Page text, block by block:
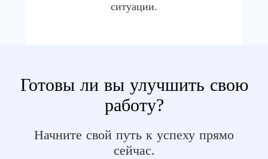
ситуации.
Готовы ли вы улучшить свою
работу?
Начните свой путь к успеху прямо
сейчас.